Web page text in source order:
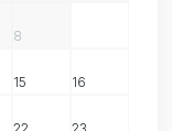
8
15 16